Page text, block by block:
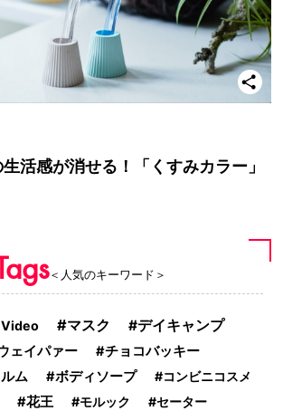
活感が消せる！「くすみカラー」
＜人気のキーワード＞
マスク デイキャンプ
ェイパァー
チョコバッキー
ム
ボディソープ
コンビニコスメ
花王 モルック セーター